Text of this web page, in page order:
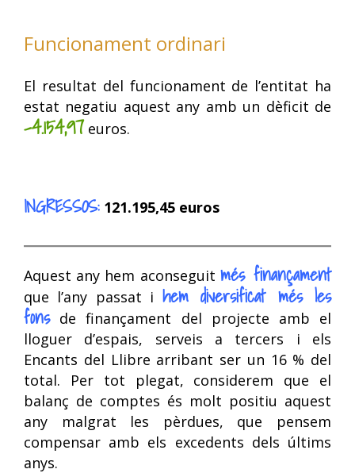
Funcionament ordinari
El resultat del funcionament de l’entitat ha
estat negatiu aquest any amb un dèficit de
-4.154,97 euros.
INGRESSOS: 121.195,45 euros
Aquest any hem aconseguit més finançament
que l’any passat i hem diversificat més les
fonsde finançament del projecte amb el
lloguer d’espais, serveis a tercers i els
Encants del Llibre arribant ser un 16 % del
total. Per tot plegat, considerem que el
balanç de comptes és molt positiu aquest
any malgrat les pèrdues, que pensem
compensar amb els excedents dels últims
anys.